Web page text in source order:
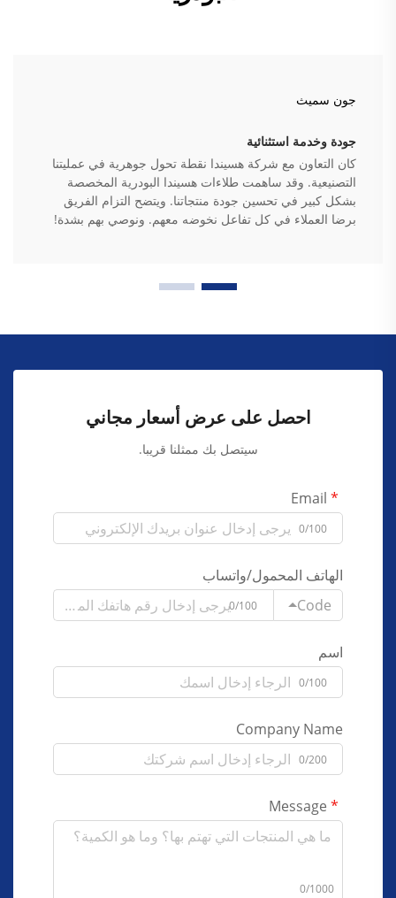
جون سميث
جودة وخدمة استثنائية
كان التعاون مع شركة هسيندا نقطة تحول جوهرية في عمليتنا
التصنيعية. وقد ساهمت طلاءات هسيندا البودرية المخصصة
بشكل كبير في تحسين جودة منتجاتنا. ويتضح التزام الفريق
برضا العملاء في كل تفاعل نخوضه معهم. ونوصي بهم بشدة!
احصل على عرض أسعار مجاني
سيتصل بك ممثلنا قريبا.
0/100
الهاتف المحمول/واتساب
Code
0/100
اسم
0/100
Company Name
0/200
0/1000